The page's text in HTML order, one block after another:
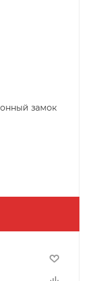
замок